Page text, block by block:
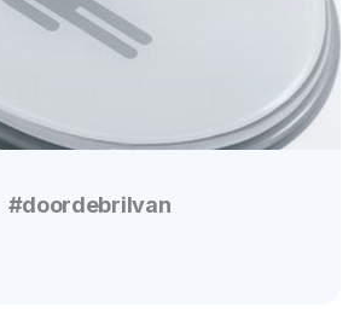
#doordebrilvan